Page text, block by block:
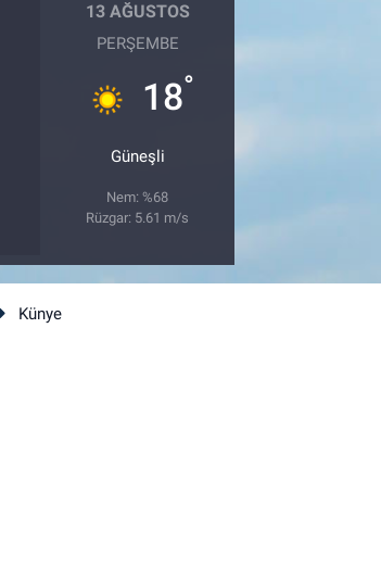
13 AĞUSTOS
PERŞEMBE
18°
Güneşli
Nem: %68
Rüzgar: 5.61 m/s
Künye